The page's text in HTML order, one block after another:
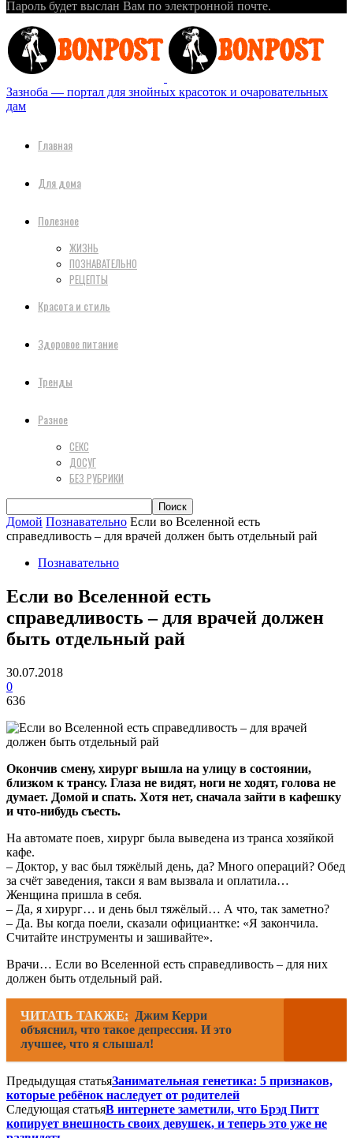
Пароль будет выслан Вам по электронной почте.
Зазноба — портал для знойных красоток и очаровательных
дам
Главная
Для дома
Полезное
ЖИЗНЬ
ПОЗНАВАТЕЛЬНО
РЕЦЕПТЫ
Красота и стиль
Здоровое питание
Тренды
Разное
СЕКС
ДОСУГ
БЕЗ РУБРИКИ
Домой Познавательно Если во Вселенной есть
справедливость – для врачей должен быть отдельный рай
Познавательно
Если во Вселенной есть
справедливость – для врачей должен
быть отдельный рай
30.07.2018
0
636
Окончив смену, хирург вышла на улицу в состоянии,
близком к трансу. Глаза не видят, ноги не ходят, голова не
думает. Домой и спать. Хотя нет, сначала зайти в кафешку
и что-нибудь съесть.
На автомате поев, хирург была выведена из транса хозяйкой
кафе.
– Доктор, у вас был тяжёлый день, да? Много операций? Обед
за счёт заведения, такси я вам вызвала и оплатила…
Женщина пришла в себя.
– Да, я хирург… и день был тяжёлый… А что, так заметно?
– Да. Вы когда поели, сказали официантке: «Я закончила.
Считайте инструменты и зашивайте».
Врачи… Если во Вселенной есть справедливость – для них
должен быть отдельный рай.
ЧИТАТЬ ТАКЖЕ:
Джим Керри
объяснил, что такое депрессия. И это
лучшее, что я слышал!
Предыдущая статьяЗанимательная генетика: 5 признаков,
которые ребёнок наследует от родителей
Следующая статьяВ интернете заметили, что Брэд Питт
копирует внешность своих девушек, и теперь это уже не